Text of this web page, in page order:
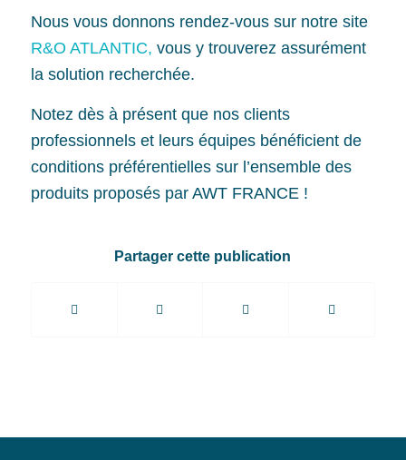
Nous vous donnons rendez-vous sur notre site
R&O ATLANTIC, vous y trouverez assurément
la solution recherchée.
Notez dès à présent que nos clients
professionnels et leurs équipes bénéficient de
conditions préférentielles sur l’ensemble des
produits proposés par AWT FRANCE !
Partager cette publication